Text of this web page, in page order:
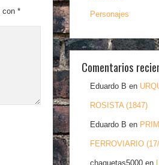
con * Personajes
Comentarios
Eduardo B en
ROSISTA (1847)
Eduardo B en
FERROVIARIO
chaquetas5000 en